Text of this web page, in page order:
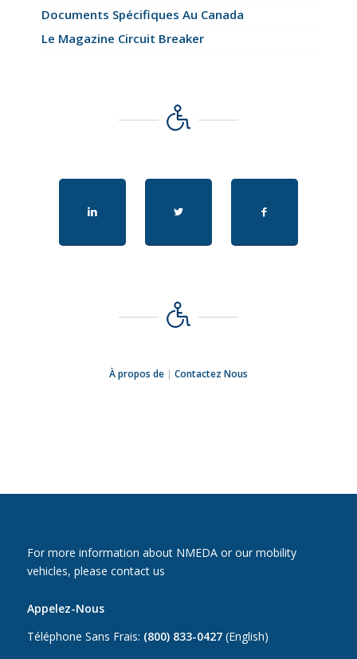
Documents Spécifiques Au Canada
Le Magazine Circuit Breaker
À propos de| Contactez Nous
For more information about NMEDA or our mobility
vehicles, please contact us
Appelez-Nous
Téléphone Sans Frais: (800) 833-0427(English)